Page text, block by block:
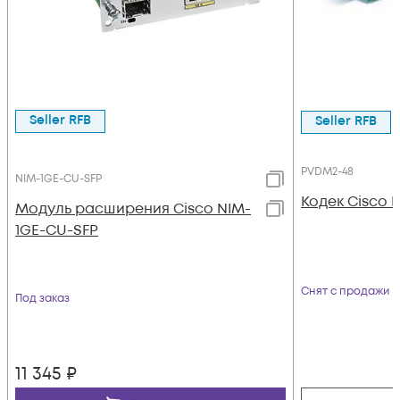
Seller RFB
NIM-1GE-CU-SFP
Модуль расширения Cisco NIM-
1GE-CU-SFP
Под заказ
11 345 ₽
Seller RFB
PVDM2-48
Кодек Cisco
Снят с продажи